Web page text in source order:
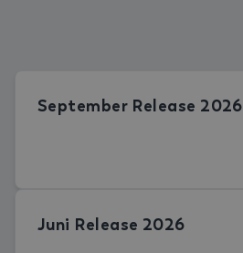
September Release 2026
Juni Release 2026